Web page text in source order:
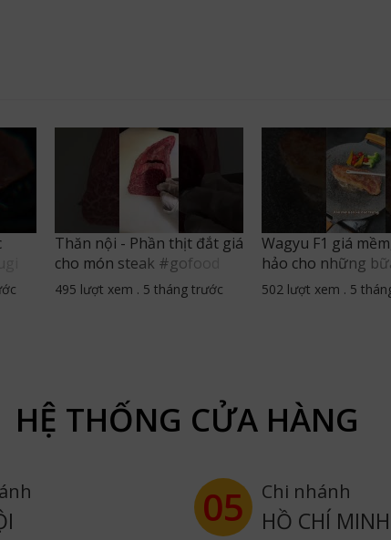
Thăn nội - Phần thịt đắt giá
cho món steak #gofood
#thucphamnhapkhau
#steak #thannoibo
495 lượt xem . 5 tháng trước
Wagyu F1 giá
hảo cho những
steak #gofood
502 lượt xem . 5
HỆ THỐNG CỬA HÀNG
05 Chi nhánh
HỒ CHÍ MINH